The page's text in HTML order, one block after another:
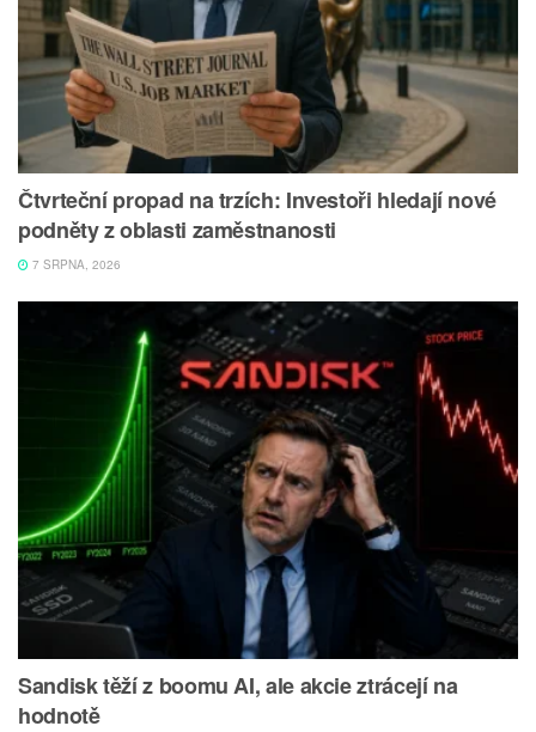
Čtvrteční propad na trzích: Investoři hledají nové
podněty z oblasti zaměstnanosti
7 SRPNA, 2026
Sandisk těží z boomu AI, ale akcie ztrácejí na
hodnotě